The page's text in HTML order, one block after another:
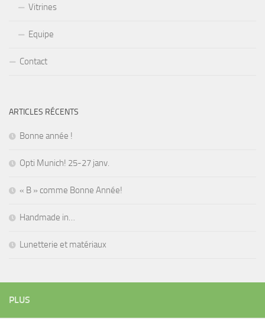
Vitrines
Equipe
Contact
ARTICLES RÉCENTS
Bonne année !
Opti Munich! 25-27 janv.
« B » comme Bonne Année!
Handmade in…
Lunetterie et matériaux
PLUS